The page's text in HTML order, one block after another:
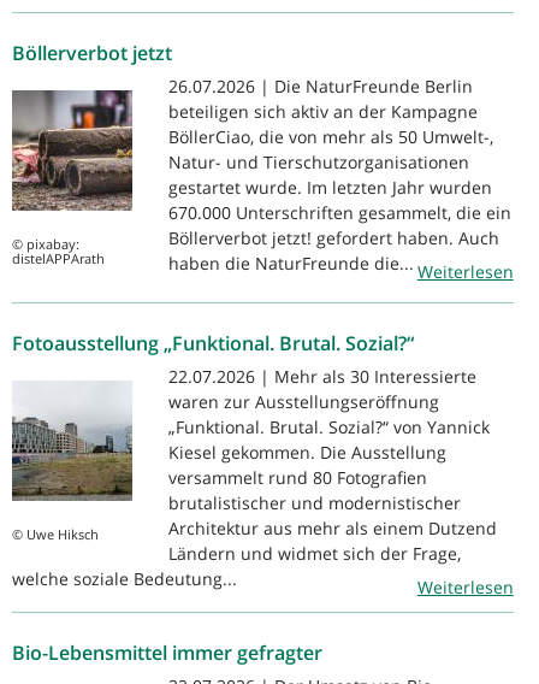
Böllerverbot jetzt
© pixabay:
distelAPPArath
26.07.2026 | Die NaturFreunde Berlin
beteiligen sich aktiv an der Kampagne
BöllerCiao, die von mehr als 50 Umwelt-,
Natur- und Tierschutzorganisationen
gestartet wurde. Im letzten Jahr wurden
670.000 Unterschriften gesammelt, die ein
Böllerverbot jetzt! gefordert haben. Auch
haben die NaturFreunde die... Weiterlesen
Fotoausstellung „Funktional. Brutal. Sozial?“
© Uwe Hiksch
22.07.2026 | Mehr als 30 Interessierte
waren zur Ausstellungseröffnung
„Funktional. Brutal. Sozial?“ von Yannick
Kiesel gekommen. Die Ausstellung
versammelt rund 80 Fotografien
brutalistischer und modernistischer
Architektur aus mehr als einem Dutzend
Ländern und widmet sich der Frage,
welche soziale Bedeutung...
Weiterlesen
Bio-Lebensmittel immer gefragter